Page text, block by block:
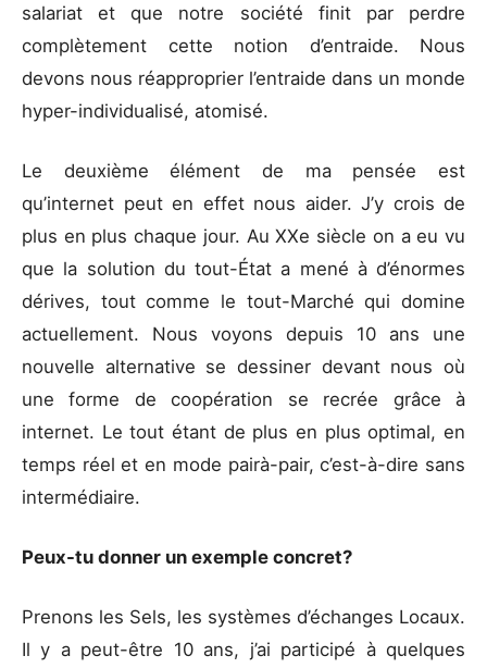
salariat et que notre société finit par perdre
complètement cette notion d’entraide. Nous
devons nous réapproprier l’entraide dans un monde
hyper-individualisé, atomisé.
Le deuxième élément de ma pensée est
qu’internet peut en effet nous aider. J’y crois de
plus en plus chaque jour. Au XXe siècle on a eu vu
que la solution du tout-État a mené à d’énormes
dérives, tout comme le tout-Marché qui domine
actuellement. Nous voyons depuis 10 ans une
nouvelle alternative se dessiner devant nous où
une forme de coopération se recrée grâce à
internet. Le tout étant de plus en plus optimal, en
temps réel et en mode pairà-pair, c’est-à-dire sans
intermédiaire.
Peux-tu donner un exemple concret?
Prenons les Sels, les systèmes d’échanges Locaux.
Il y a peut-être 10 ans, j’ai participé à quelques